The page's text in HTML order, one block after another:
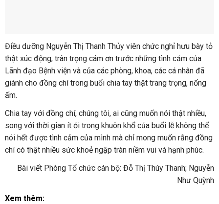
Điều dưỡng Nguyễn Thị Thanh Thủy viên chức nghỉ hưu bày tỏ
thật xúc động, trân trọng cám ơn trước những tình cảm của
Lãnh đạo Bệnh viện và của các phòng, khoa, các cá nhân đã
giành cho đồng chí trong buổi chia tay thật trang trọng, nống
ấm.
Chia tay với đồng chí, chúng tôi, ai cũng muốn nói thật nhiều,
song với thời gian ít ỏi trong khuôn khổ của buổi lễ không thể
nói hết được tình cảm của mình mà chỉ mong muốn rằng đồng
chí có thật nhiều sức khoẻ ngập tràn niềm vui và hạnh phúc.
Bài viết Phòng Tổ chức cán bộ: Đỗ Thị Thúy Thanh; Nguyễn
Như Quỳnh
Xem thêm: